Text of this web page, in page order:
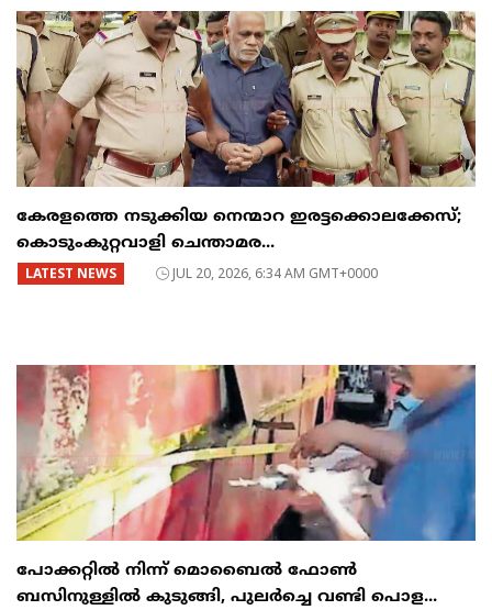
കേരളത്തെ നടുക്കിയ നെന്മാറ ഇരട്ടക്കൊലക്കേസ്;
കൊടുംകുറ്റവാളി ചെന്താമര...
LATEST NEWS JUL 20, 2026, 6:34 AM GMT+0000
പോക്കറ്റിൽ നിന്ന് മൊബൈൽ ഫോൺ
ബസിനുള്ളിൽ കുടുങ്ങി, പുലർച്ചെ വണ്ടി പൊള...